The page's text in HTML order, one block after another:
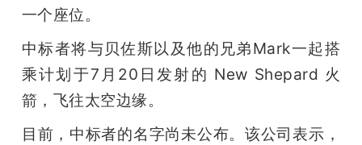
中
心
一个座位。
中标者将与贝佐斯以及他的兄弟Mark一起搭
乘计划于7月20日发射的 New Shepard 火
箭，飞往太空边缘。
目前，中标者的名字尚未公布。该公司表示，